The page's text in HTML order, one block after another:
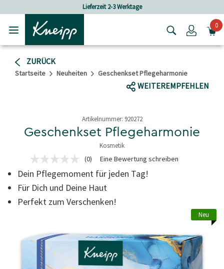
Versandkostenfrei ab 80 CHF
Login0
ZURÜCK
Startseite Neuheiten Geschenkset Pflegeharmonie
WEITEREMPFEHLEN
Neu
Artikelnummer: 920272
Geschenkset Pflegeharmonie
Kosmetik
4.1 von 5 Sternen
Kein
Bewertungswert
Link
zur
Seite.
(0) Eine Bewertung schreiben
Dein Pflegemoment für jeden Tag!
Für Dich und Deine Haut
Perfekt zum Verschenken!